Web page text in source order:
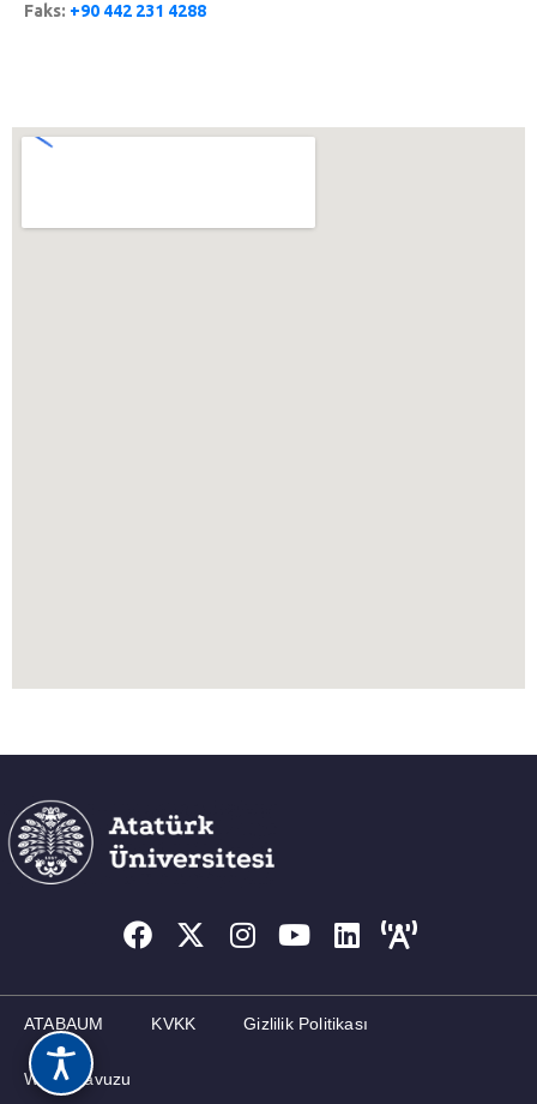
Faks: +90 442 231 4288
ATABAUM KVKK Gizlilik Politikası
Web Kılavuzu